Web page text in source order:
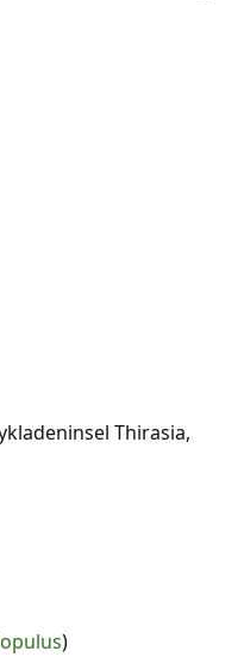
Thirasia,
)